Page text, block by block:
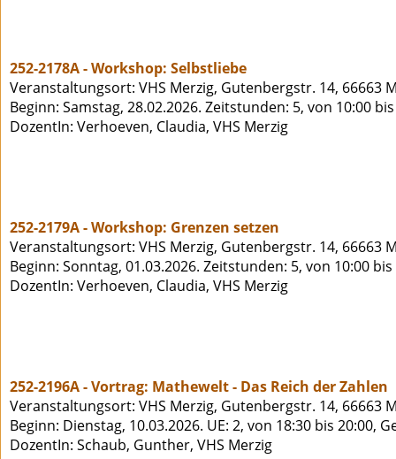
252-2178A - Workshop: Selbstliebe
Veranstaltungsort: VHS Merzig, Gutenbergstr. 14, 66663
Beginn: Samstag, 28.02.2026. Zeitstunden: 5, von 10:00
DozentIn: Verhoeven, Claudia, VHS Merzig
252-2179A - Workshop: Grenzen setzen
Veranstaltungsort: VHS Merzig, Gutenbergstr. 14, 66663
Beginn: Sonntag, 01.03.2026. Zeitstunden: 5, von 10:00
DozentIn: Verhoeven, Claudia, VHS Merzig
252-2196A - Vortrag: Mathewelt - Das Reich der Zahlen
Veranstaltungsort: VHS Merzig, Gutenbergstr. 14, 66663
Beginn: Dienstag, 10.03.2026. UE: 2, von 18:30 bis 20:00,
DozentIn: Schaub, Gunther, VHS Merzig